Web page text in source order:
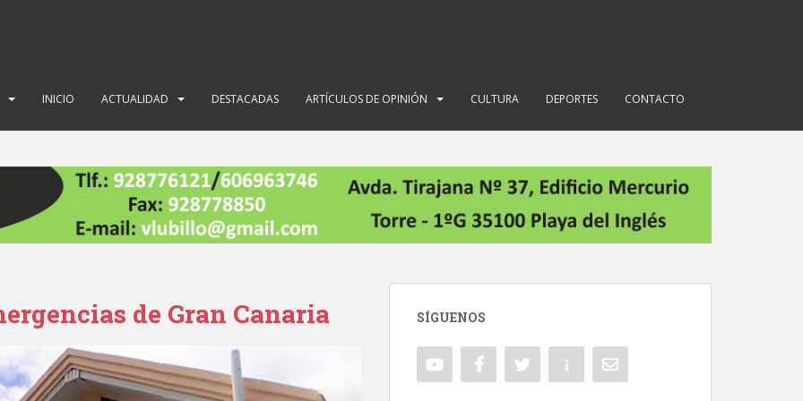
INICIO ACTUALIDAD DESTACADAS ARTÍCULOS DE OPINIÓN CULTURA DEPORTES CONTACTO
de Gran Canaria SÍGUENOS